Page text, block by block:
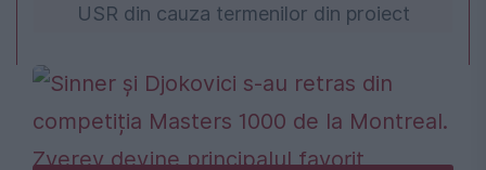
USR din cauza termenilor din proiect